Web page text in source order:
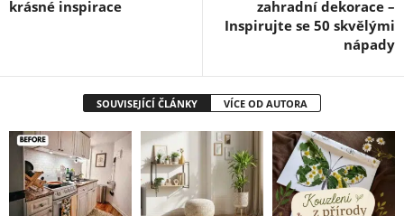
krásné inspirace
zahradní dekorace –
Inspirujte se 50 skvělými
nápady
SOUVISEJÍCÍ ČLÁNKY VÍCE OD AUTORA